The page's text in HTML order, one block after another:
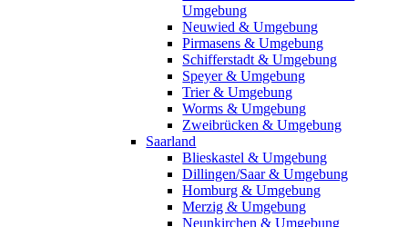
Umgebung
Neuwied & Umgebung
Pirmasens & Umgebung
Schifferstadt & Umgebung
Speyer & Umgebung
Trier & Umgebung
Worms & Umgebung
Zweibrücken & Umgebung
Saarland
Blieskastel & Umgebung
Dillingen/Saar & Umgebung
Homburg & Umgebung
Merzig & Umgebung
Neunkirchen & Umgebung